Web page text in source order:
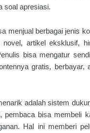
soal apresiasi.
menjual berbagai jenis
artikel eksklusif,
bisa mengatur
gratis, berbayar,
adalah sistem
pembaca bisa membeli
Hal ini memberi